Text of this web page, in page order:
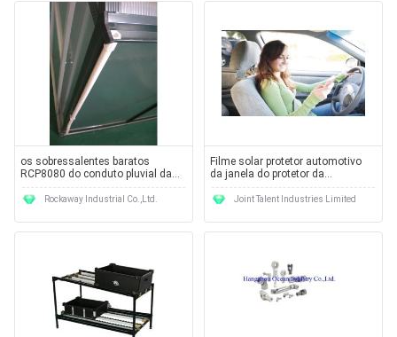
os sobressalentes baratos
RCP8080 do conduto pluvial da
estufa incluem 4 conduzem para
baixoRockaway Industrial Co.,Ltd.
Filme solar protetor automotivo
da janela do protetor da
privacidade plástica feita sob
encomenda da segurança de
Joint Talent Industries Limited